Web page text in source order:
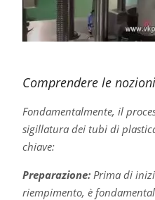
Comprendere le
Fondamentalmente, il
sigillatura dei tubi di
chiave:
Preparazione:Prima di
riempimento, è